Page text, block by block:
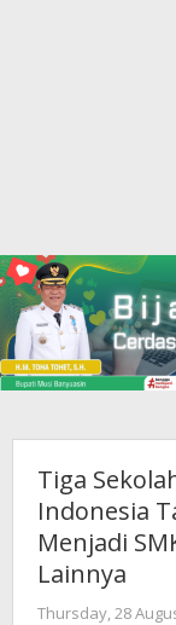
Tiga
Indonesia
Menjadi
Lainnya
Thursday, 28